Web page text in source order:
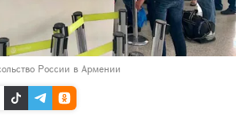
России в Армении